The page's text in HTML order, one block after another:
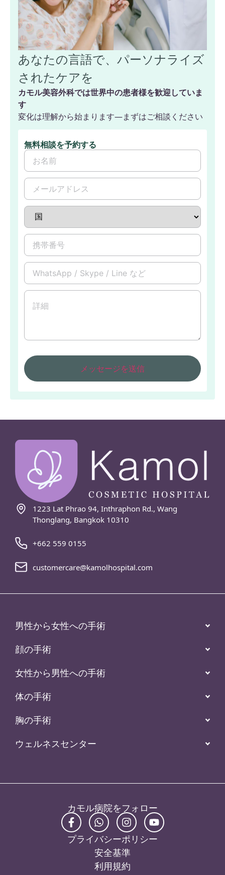
あなたの言語で、パーソナライズ
されたケアを
カモル美容外科では世界中の患者様を歓迎していま
す
変化は理解から始まります—まずはご相談ください
無料相談を予約する
1223 Lat Phrao 94, Inthraphon Rd., Wang
Thonglang, Bangkok 10310
+662 559 0155
customercare@kamolhospital.com
男性から女性への手術
顔の手術
女性から男性への手術
体の手術
胸の手術
ウェルネスセンター
カモル病院をフォロー
プライバシーポリシー
安全基準
利用規約